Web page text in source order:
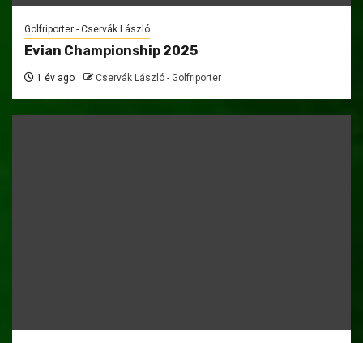
Golfriporter - Cservák László
Evian Championship 2025
1 év ago Cservák László - Golfriporter